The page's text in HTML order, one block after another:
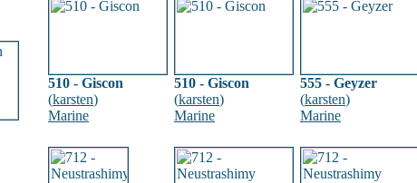
510 - Giscon
(karsten)
Marine
510 - Giscon
(karsten)
Marine
555 - Geyzer
(karsten)
Marine